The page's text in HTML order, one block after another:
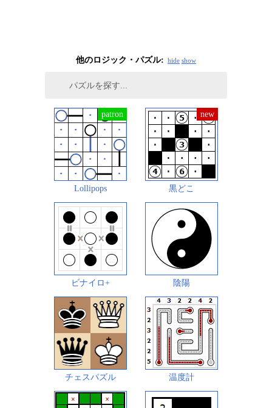
他のロジック・パズル: hide show
Lollipops 黒どこ
ビナイロ+ 陰陽
チェスパズル 温度計